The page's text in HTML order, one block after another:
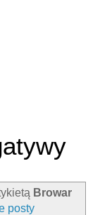
Browar
posty